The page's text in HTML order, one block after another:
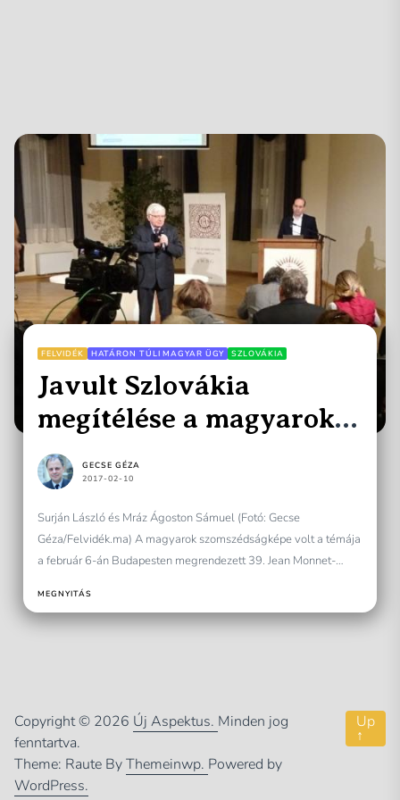
FELVIDÉK HATÁRON TÚLI MAGYAR ÜGY SZLOVÁKIA
Javult Szlovákia
megítélése a magyarok
szemében
GECSE GÉZA
2017-02-10
Surján László és Mráz Ágoston Sámuel (Fotó: Gecse
Géza/Felvidék.ma) A magyarok szomszédságképe volt a témája
a február 6-án Budapesten megrendezett 39. Jean Monnet-
MEGNYITÁS
Copyright © 2026 Új Aspektus. Minden jog
fenntartva.
Theme: Raute ByThemeinwp. Powered by
WordPress.
Up
↑